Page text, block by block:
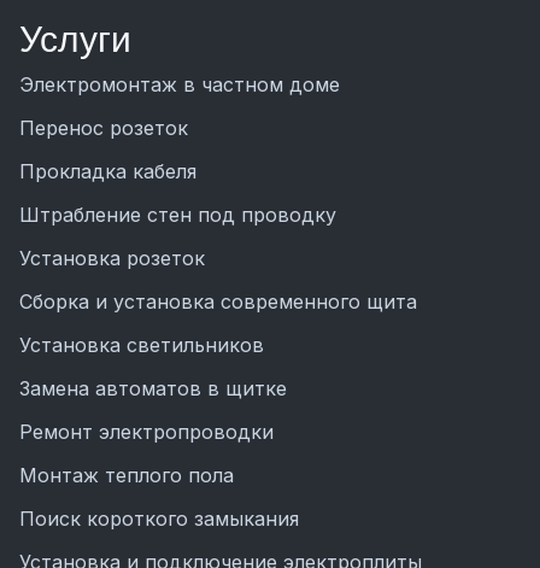
Услуги
Электромонтаж в частном доме
Перенос розеток
Прокладка кабеля
Штрабление стен под проводку
Установка розеток
Сборка и установка современного щита
Установка светильников
Замена автоматов в щитке
Ремонт электропроводки
Монтаж теплого пола
Поиск короткого замыкания
Установка и подключение электроплиты